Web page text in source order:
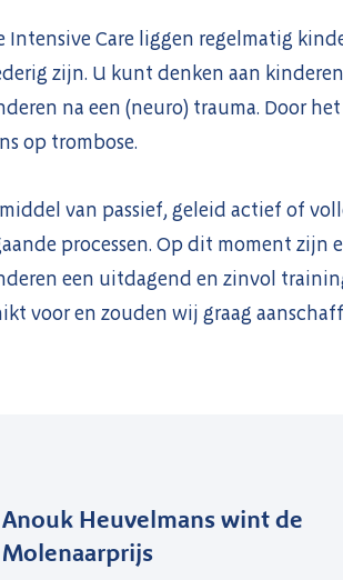
Intensive Care liggen regelmatig
zijn. U kunt denken aan
na een (neuro) trauma. Door
op trombose.
van passief, geleid actief of
processen. Op dit moment
een uitdagend en zinvol
voor en zouden wij graag
Anouk Heuvelmans wint de
Molenaarprijs